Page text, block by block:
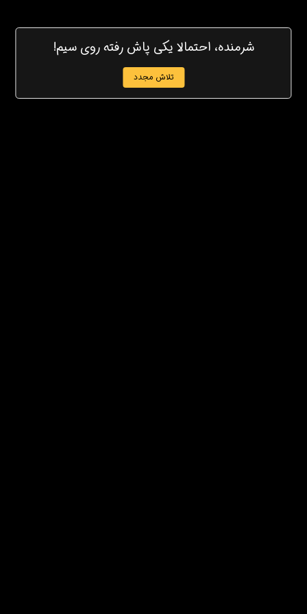
شرمنده، احتمالا یکی پاش رفته روی سیم!
تلاش مجدد